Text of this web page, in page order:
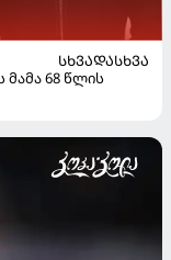
ᲡᲮᲕᲐᲓᲐᲡᲮᲕᲐ
მამა 68 წლის